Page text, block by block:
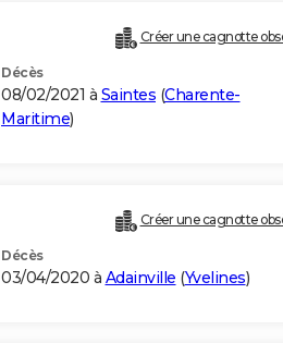
Créer une cagnotte
Décès
08/02/2021 à Saintes (Charente-
Maritime)
Créer une cagnotte
Décès
03/04/2020 à Adainville (Yvelines)